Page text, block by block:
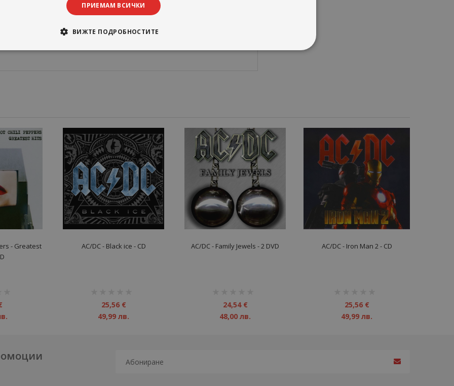
‎- Greatest
AC/DC - Black ice - CD
25,56 €
49,99 лв.
AC/DC - Family Jewels - 2 DVD
24,54 €
48,00 лв.
AC/DC - Iron Man 2 - CD
25,56 €
49,99 лв.
ПРИЕМАМ ВСИЧКИ
ВИЖТЕ ПОДРОБНОСТИТЕ